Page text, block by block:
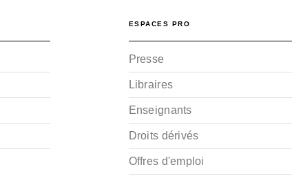
ESPACES PRO
Presse
Libraires
Enseignants
Droits dérivés
Offres d'emploi